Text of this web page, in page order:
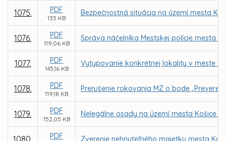
1075. PDF
135 KB
Bezpečnostná situácia na území mesta
1076. PDF
119,06 KB
Správa náčelníka Mestskej polície mesta
1077. PDF
145,16 KB
Vytypovanie konkrétnej lokality v meste
1078. PDF
119,18 KB
Prerušenie rokovania MZ o bode
1079. PDF
152,05 KB
Nelegálne osady na území mesta Košice
PDF